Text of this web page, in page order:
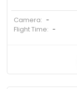
Camera: -
Flight Time: -